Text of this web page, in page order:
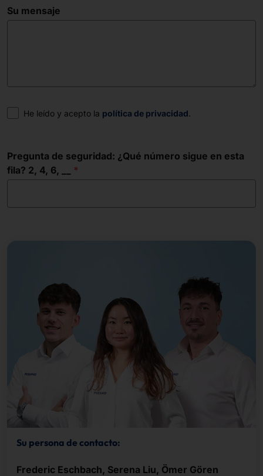
Su mensaje
Consentimiento
He leído y acepto la política de privacidad.
Pregunta de seguridad: ¿Qué número sigue en esta
fila? 2, 4, 6, __
Su persona de contacto:
Frederic Eschbach, Serena Liu, Ömer Gören